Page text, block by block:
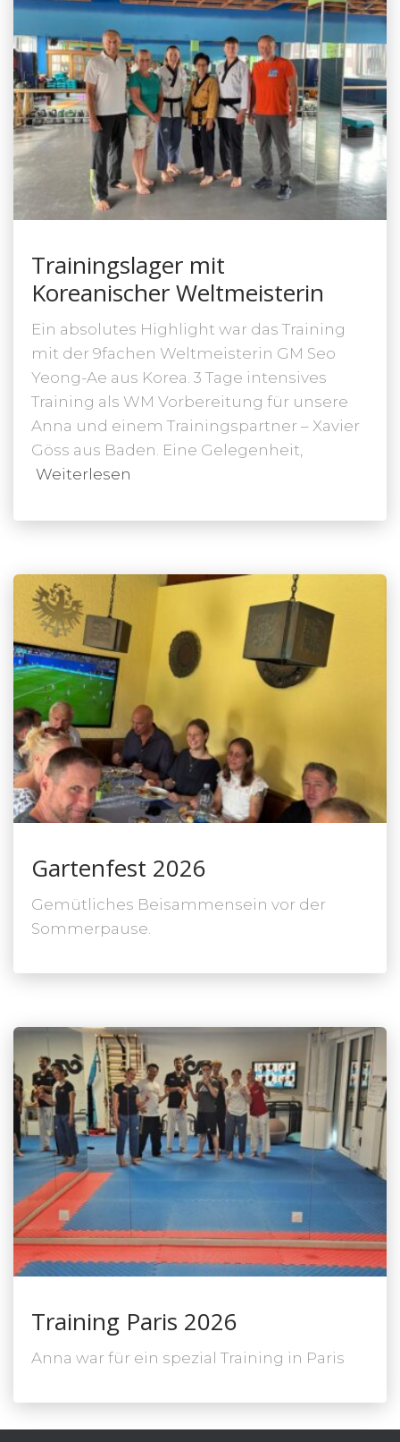
Trainingslager mit
Koreanischer Weltmeisterin
Ein absolutes Highlight war das Training
mit der 9fachen Weltmeisterin GM Seo
Yeong-Ae aus Korea. 3 Tage intensives
Training als WM Vorbereitung für unsere
Anna und einem Trainingspartner – Xavier
Göss aus Baden. Eine Gelegenheit,
Weiterlesen
Gartenfest 2026
Gemütliches Beisammensein vor der
Sommerpause.
Training Paris 2026
Anna war für ein spezial Training in Paris